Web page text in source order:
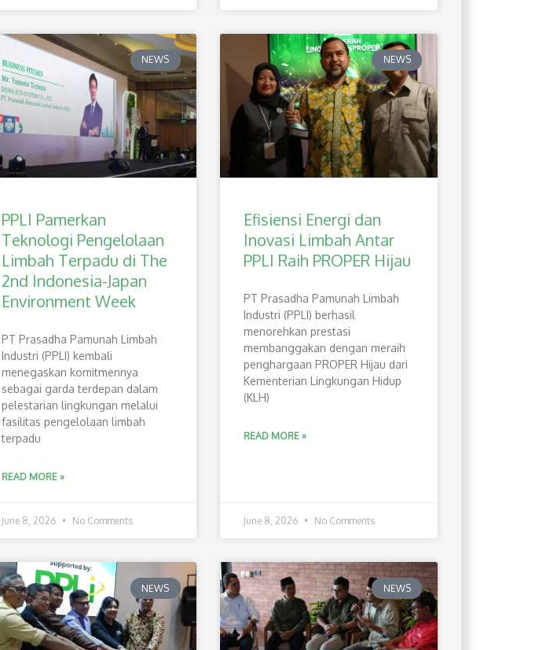
NEWS
PPLI Pamerkan
Teknologi Pengelolaan
Limbah Terpadu di The
2nd Indonesia-Japan
Environment Week
PT Prasadha Pamunah Limbah
Industri (PPLI) kembali
menegaskan komitmennya
sebagai garda terdepan dalam
pelestarian lingkungan melalui
fasilitas pengelolaan limbah
terpadu
READ MORE »
June 8, 2026 No Comments
NEWS
Efisiensi Energi dan
Inovasi Limbah Antar
PPLI Raih PROPER Hijau
PT Prasadha Pamunah Limbah
Industri (PPLI) berhasil
menorehkan prestasi
membanggakan dengan meraih
penghargaan PROPER Hijau dari
Kementerian Lingkungan Hidup
(KLH)
READ MORE »
June 8, 2026 No Comments
NEWS NEWS